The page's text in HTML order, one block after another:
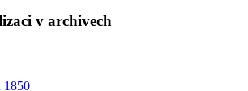
v archivech
1850